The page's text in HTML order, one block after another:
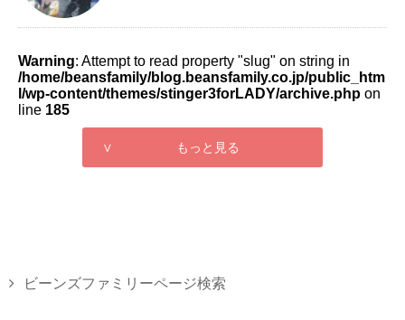
Warning: Attempt to read property "slug" on string in
/home/beansfamily/blog.beansfamily.co.jp/public_htm
l/wp-content/themes/stinger3forLADY/archive.php on
line 185
∨ もっと見る
ビーンズファミリーページ検索